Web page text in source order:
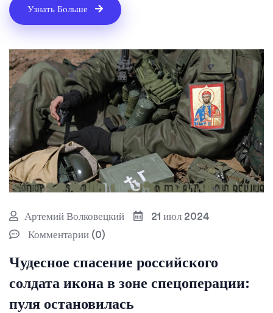
Узнать Больше
Артемий Волковецкий
21 июл 2024
Комментарии (0)
Чудесное спасение российского
солдата икона в зоне спецоперации:
пуля остановилась